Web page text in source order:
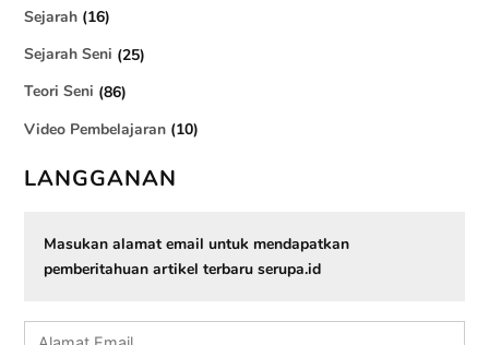
Sejarah (16)
Sejarah Seni (25)
Teori Seni (86)
Video Pembelajaran (10)
LANGGANAN
Masukan alamat email untuk mendapatkan
pemberitahuan artikel terbaru serupa.id
Alamat